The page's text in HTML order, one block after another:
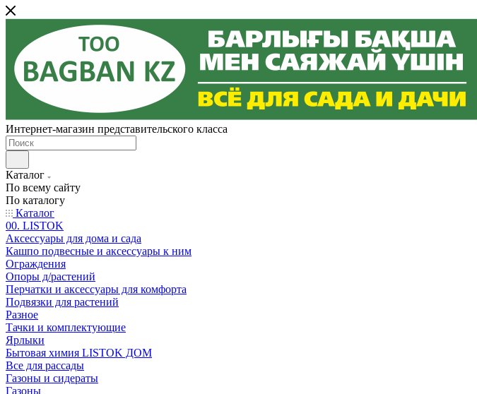
Интернет-магазин представительского класса
Каталог
По всему сайту
По каталогу
Каталог
00. LISTOK
Аксессуары для дома и сада
Кашпо подвесные и аксессуары к ним
Ограждения
Опоры д/растений
Перчатки и аксессуары для комфорта
Подвязки для растений
Разное
Тачки и комплектующие
Ярлыки
Бытовая химия LISTOK ДОМ
Все для рассады
Газоны и сидераты
Газоны